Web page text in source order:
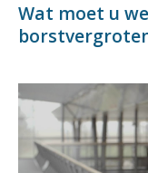
Wat moet u